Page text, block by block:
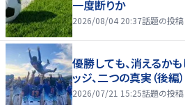
一度断りか
2026/08/04 20:37話題の投稿
優勝しても、消えるかも
ッジ、二つの真実（後編）
2026/07/21 15:25話題の投稿